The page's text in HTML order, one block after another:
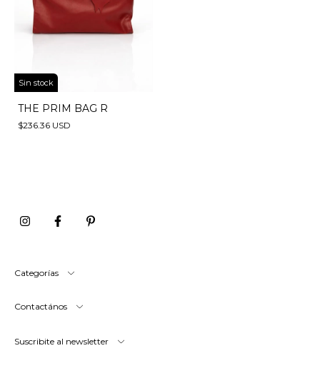
Sin stock
THE PRIM BAG R
$236.36 USD
Categorías
Contactános
Suscribite al newsletter